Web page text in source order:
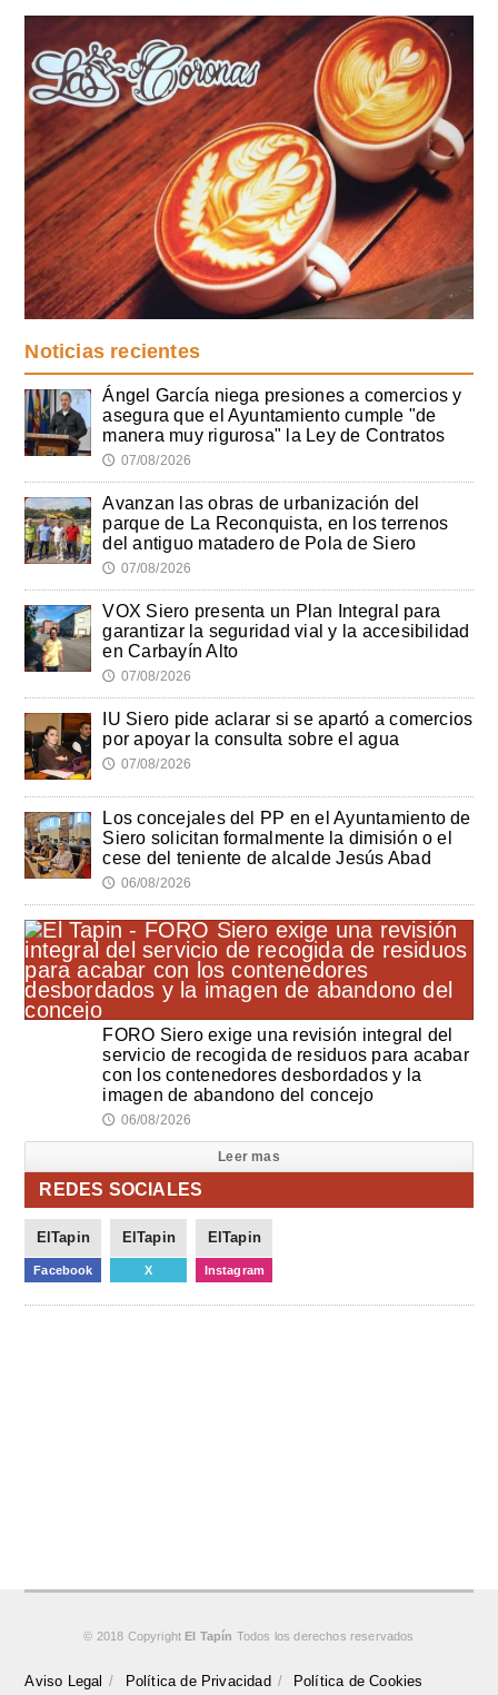
Noticias recientes
Ángel García niega presiones a comercios y
asegura que el Ayuntamiento cumple "de
manera muy rigurosa" la Ley de Contratos
🕔 07/08/2026
Avanzan las obras de urbanización del
parque de La Reconquista, en los terrenos
del antiguo matadero de Pola de Siero
🕔 07/08/2026
VOX Siero presenta un Plan Integral para
garantizar la seguridad vial y la accesibilidad
en Carbayín Alto
🕔 07/08/2026
IU Siero pide aclarar si se apartó a comercios
por apoyar la consulta sobre el agua
🕔 07/08/2026
Los concejales del PP en el Ayuntamiento de
Siero solicitan formalmente la dimisión o el
cese del teniente de alcalde Jesús Abad
🕔 06/08/2026
FORO Siero exige una revisión integral del
servicio de recogida de residuos para acabar
con los contenedores desbordados y la
imagen de abandono del concejo
🕔 06/08/2026
Leer mas
REDES SOCIALES
ElTapin
Facebook
ElTapin
X
ElTapin
Instagram
© 2018 Copyright El Tapín Todos los derechos reservados
Aviso Legal Política de Privacidad Política de Cookies